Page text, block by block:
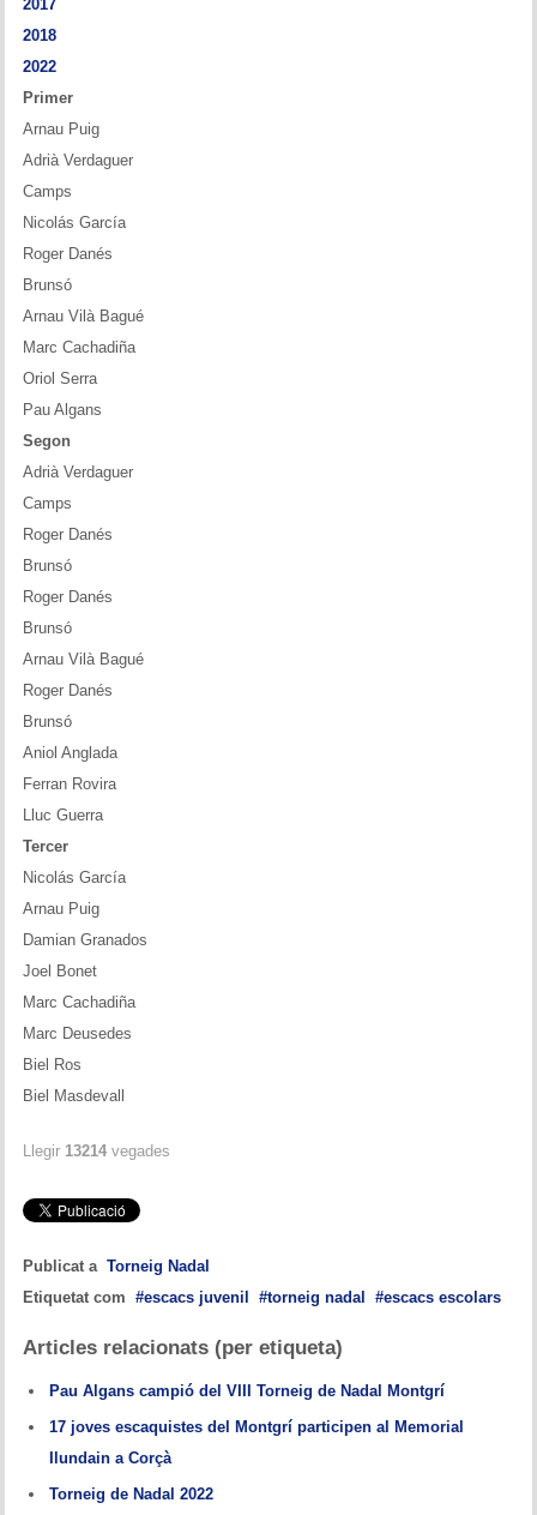
Tàctica
Altres tornejos
2017
2018
2022
Primer
Arnau Puig
Adrià Verdaguer
Camps
Nicolás García
Roger Danés
Brunsó
Arnau Vilà Bagué
Marc Cachadiña
Oriol Serra
Pau Algans
Segon
Adrià Verdaguer
Camps
Roger Danés
Brunsó
Roger Danés
Brunsó
Arnau Vilà Bagué
Roger Danés
Brunsó
Aniol Anglada
Ferran Rovira
Lluc Guerra
Tercer
Nicolás García
Arnau Puig
Damian Granados
Joel Bonet
Marc Cachadiña
Marc Deusedes
Biel Ros
Biel Masdevall
Llegir 13214 vegades
Publicat a Torneig Nadal
Etiquetat com
escacs juvenil torneig nadal escacs escolars
Articles relacionats (per etiqueta)
Pau Algans campió del VIII Torneig de Nadal Montgrí
17 joves escaquistes del Montgrí participen al Memorial
Ilundain a Corçà
Torneig de Nadal 2022